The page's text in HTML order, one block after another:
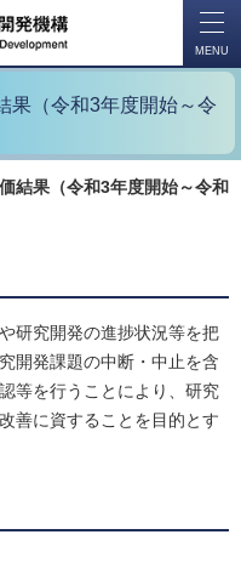
MENU
果（令和3年度開始～令
結果（令和3年度開始～令和
研究開発の進捗状況等を把
開発課題の中断・中止を含
等を行うことにより、研究
善に資することを目的とす